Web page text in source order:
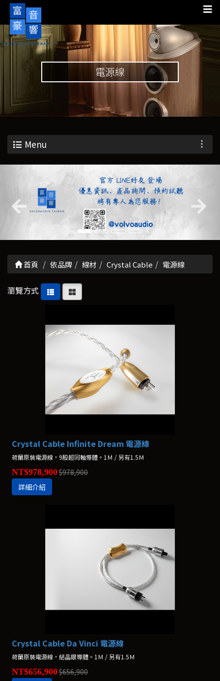
電源線
Menu
首頁 依品牌 線材 Crystal Cable 電源線
瀏覽方式
Crystal Cable Infinite Dream 電源線
荷蘭原裝電源線，9股超同軸導體。1Ｍ / 另有1.5Ｍ
NT$978,900$978,900
詳細介紹
Crystal Cable Da Vinci 電源線
荷蘭原裝電源線，結晶銀導體。1Ｍ / 另有1.5Ｍ
NT$656,900$656,900